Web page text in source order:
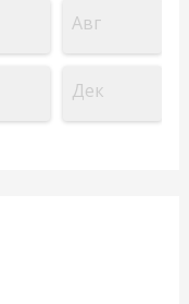
Авг
Дек